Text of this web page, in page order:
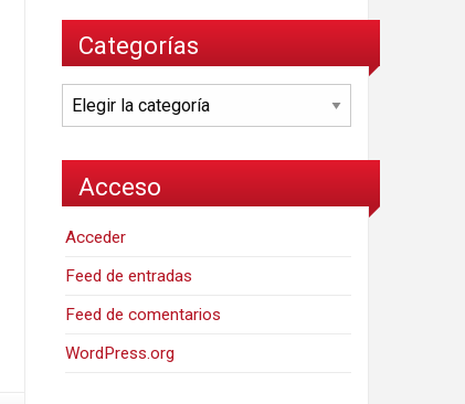
Categorías
Categorías
Acceso
Acceder
Feed de entradas
Feed de comentarios
WordPress.org